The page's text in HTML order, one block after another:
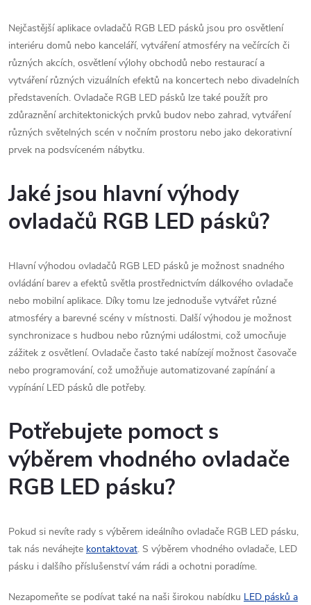
Nejčastější aplikace ovladačů RGB LED pásků jsou pro osvětlení
interiéru domů nebo kanceláří, vytváření atmosféry na večírcích či
různých akcích, osvětlení výlohy obchodů nebo restaurací a
vytváření různých vizuálních efektů na koncertech nebo divadelních
představeních. Ovladače RGB LED pásků lze také použít pro
zdůraznění architektonických prvků budov nebo zahrad, vytváření
různých světelných scén v nočním prostoru nebo jako dekorativní
prvek na podsvíceném nábytku.
Jaké jsou hlavní výhody
ovladačů RGB LED pásků?
Hlavní výhodou ovladačů RGB LED pásků je možnost snadného
ovládání barev a efektů světla prostřednictvím dálkového ovladače
nebo mobilní aplikace. Díky tomu lze jednoduše vytvářet různé
atmosféry a barevné scény v místnosti. Další výhodou je možnost
synchronizace s hudbou nebo různými událostmi, což umocňuje
zážitek z osvětlení. Ovladače často také nabízejí možnost časovače
nebo programování, což umožňuje automatizované zapínání a
vypínání LED pásků dle potřeby.
Potřebujete pomoct s
výběrem vhodného ovladače
RGB LED pásku?
Pokud si nevíte rady s výběrem ideálního ovladače RGB LED pásku,
tak nás neváhejte kontaktovat. S výběrem vhodného ovladače, LED
pásku i dalšího příslušenství vám rádi a ochotni poradíme.
Nezapomeňte se podívat také na naši širokou nabídku LED pásků a